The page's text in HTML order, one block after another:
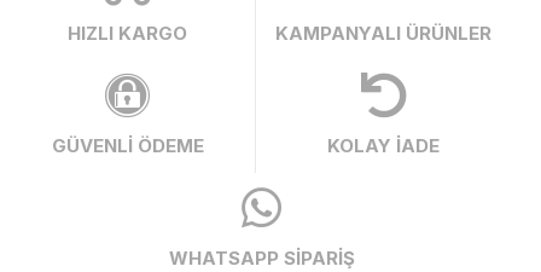
HIZLI KARGO KAMPANYALI ÜRÜNLER
GÜVENLİ ÖDEME KOLAY İADE
WHATSAPP SİPARİŞ